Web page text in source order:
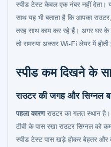
स्पीड टेस्ट केवल एक नंबर नहीं
साथ यह भी बताता है कि आपका
तरह साथ काम कर रहे हैं। अगर घर के
तो समस्या अक्सर Wi-Fi लेयर में होती
स्पीड कम दिखने के
राउटर की जगह और सिग्नल
पहला कारणराउटर का गलत स्थान है।
टीवी के पास रखा राउटर सिग्नल को
स्पीड टेस्ट पास खड़े होकर बेहतर और